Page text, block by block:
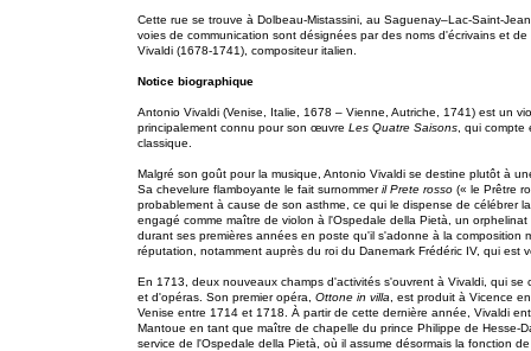
Cette rue se trouve à Dolbeau-Mistassini, au Saguenay–Lac-Saint-
voies de communication sont désignées par des noms d'écrivains et
Vivaldi (1678-1741), compositeur italien.
Notice biographique
Antonio Vivaldi (Venise, Italie, 1678 – Vienne, Autriche, 1741) est un
principalement connu pour son œuvre Les Quatre Saisons , qui
classique.
Malgré son goût pour la musique, Antonio Vivaldi se destine plutôt à
Sa chevelure flamboyante le fait surnommeril Prete rosso (« le Prêtre
probablement à cause de son asthme, ce qui le dispense de célébrer
engagé comme maître de violon à l'Ospedale della Pietà, un
durant ses premières années en poste qu'il s'adonne à la composition
réputation, notamment auprès du roi du Danemark Frédéric IV, qui est
En 1713, deux nouveaux champs d'activités s'ouvrent à Vivaldi, qui
et d'opéras. Son premier opéra, Ottone in villa , est produit à Vicence
Venise entre 1714 et 1718. À partir de cette dernière année, Vivaldi
Mantoue en tant que maître de chapelle du prince Philippe de Hesse-
service de l'Ospedale della Pietà, où il assume désormais la fonction